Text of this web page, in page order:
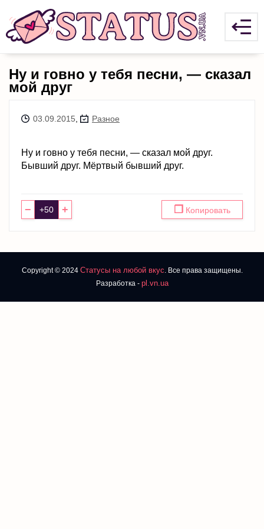
Ну и говно у тебя песни, — сказал
мой друг
03.09.2015 Разное
Ну и говно у тебя песни, — сказал мой друг.
Бывший друг. Мёртвый бывший друг.
− + ❐ Копировать
Copyright © 2024 Статусы на любой вкус. Все права защищены.
Разработка - pl.vn.ua